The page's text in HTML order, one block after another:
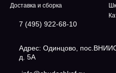
Доставка и сборка
7 (495) 922-68-10
Адрес: Одинцово,
д. 5А